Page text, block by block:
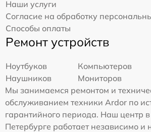
Наши услуги
Согласие на обработку
Способы оплаты
Ремонт устройств
Ноутбуков
Компьютеров
Наушников
Мониторов
Мы занимаемся ремонтом и
обслуживанием техники Ardor по
гарантийного периода. Наш центр
Петербурге работает независимо и